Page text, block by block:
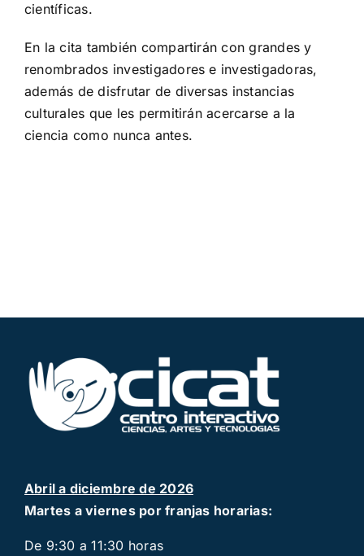
científicas.
En la cita también compartirán con grandes y
renombrados investigadores e investigadoras,
además de disfrutar de diversas instancias
culturales que les permitirán acercarse a la
ciencia como nunca antes.
Abril a diciembre de 2026
Martes a viernes por franjas horarias:
De 9:30 a 11:30 horas